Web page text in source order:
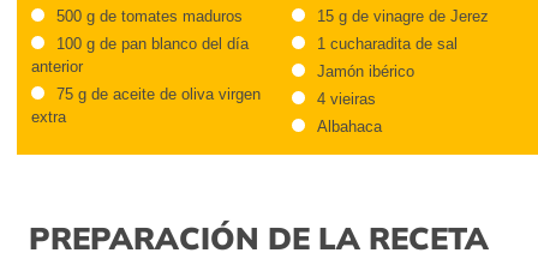
500 g de tomates maduros
100 g de pan blanco del día
anterior
75 g de aceite de oliva virgen
extra
15 g de vinagre de Jerez
1 cucharadita de sal
Jamón ibérico
4 vieiras
Albahaca
PREPARACIÓN DE LA RECETA